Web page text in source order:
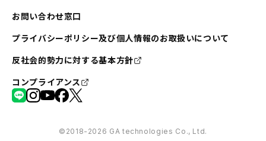
お問い合わせ窓口
プライバシーポリシー及び個人情報のお取扱いについて
反社会的勢力に対する基本方針
コンプライアンス
©︎2018-2026 GA technologies Co., Ltd.